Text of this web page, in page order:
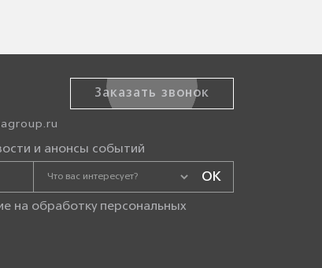
Заказать звонок
и анонсы событий
на обработку персональных